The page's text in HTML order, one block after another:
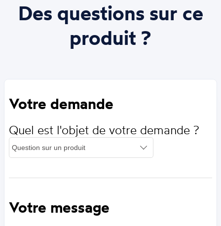
Des questions sur ce
produit ?
Votre demande
Quel est l'objet de votre demande ?
Votre message